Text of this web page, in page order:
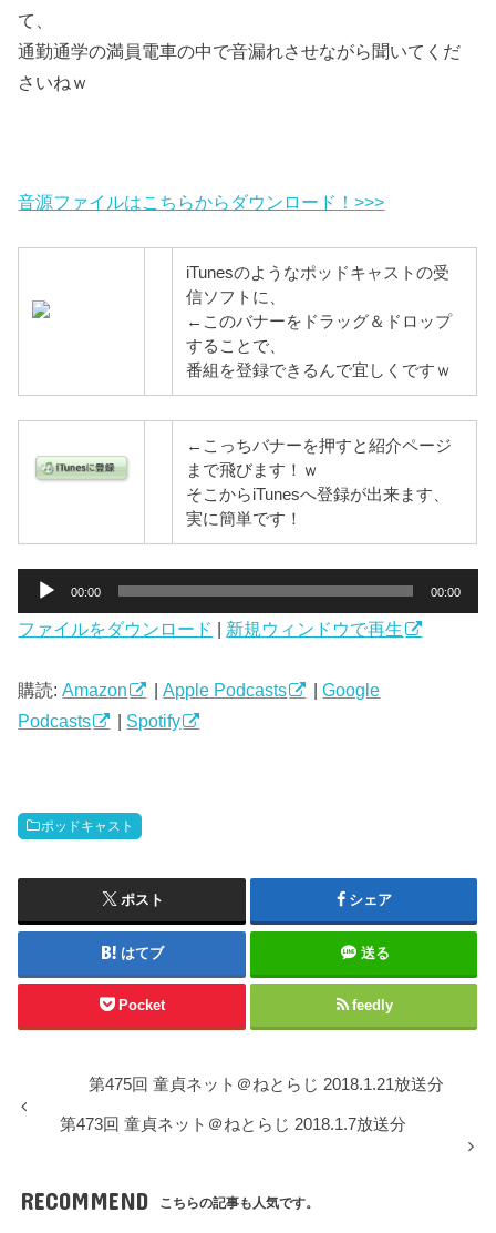
て、
通勤通学の満員電車の中で音漏れさせながら聞いてくだ
さいねｗ
音源ファイルはこちらからダウンロード！>>>
iTunesのようなポッドキャストの受
信ソフトに、
←このバナーをドラッグ＆ドロップ
することで、
番組を登録できるんで宜しくですｗ
←こっちバナーを押すと紹介ページ
まで飛びます！ｗ
そこからiTunesへ登録が出来ます、
実に簡単です！
プ
ー
ヤ
00:00 00:00
ファイルをダウンロード | 新規ウィンドウで再生
購読: Amazon | Apple Podcasts |Google
Podcasts
| Spotify
ポッドキャスト
ポスト シェア
はてブ 送る
Pocket feedly
第475回 童貞ネット＠ねとらじ 2018.1.21放送分
第473回 童貞ネット＠ねとらじ 2018.1.7放送分
RECOMMEND こちらの記事も人気です。